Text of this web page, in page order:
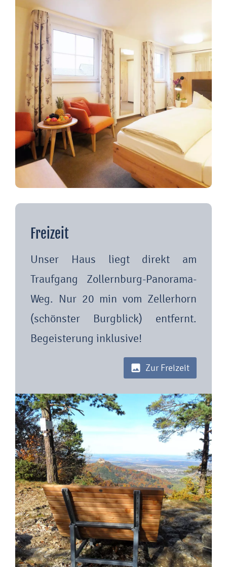
Freizeit
Unser Haus liegt direkt am
Traufgang Zollernburg-Panorama-
Weg. Nur 20 min vom Zellerhorn
(schönster Burgblick) entfernt.
Begeisterung inklusive!
Zur Freizeit